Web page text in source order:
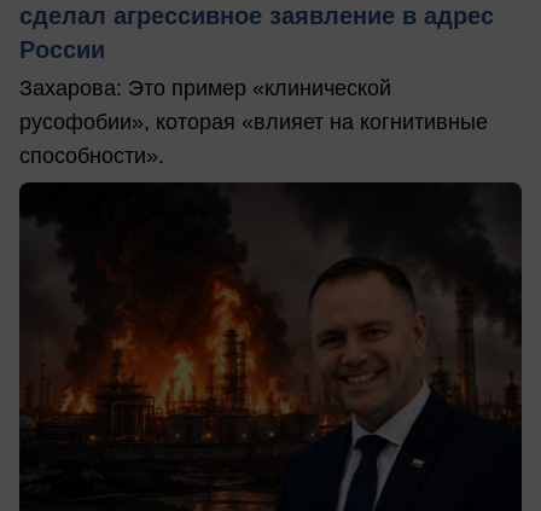
сделал агрессивное заявление в адрес
России
Захарова: Это пример «клинической
русофобии», которая «влияет на когнитивные
способности».